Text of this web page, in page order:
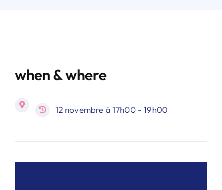
when & where
12 novembre à 17h00 - 19h00